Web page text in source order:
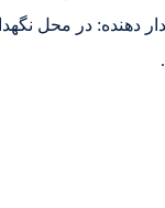
دهنده: در محل